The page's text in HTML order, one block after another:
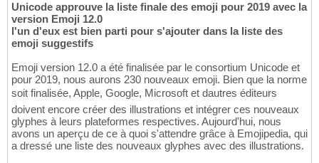
Unicode approuve la liste finale des emoji pour 2019 avec la
version Emoji 12.0
l'un d'eux est bien parti pour s'ajouter dans la liste des
emoji suggestifs
Emoji version 12.0 a été finalisée par le consortium Unicode et
pour 2019, nous aurons 230 nouveaux emoji. Bien que la norme
soit finalisée, Apple, Google, Microsoft et dautres éditeurs
doivent encore créer des illustrations et intégrer ces nouveaux
glyphes à leurs plateformes respectives. Aujourd'hui, nous
avons un aperçu de ce à quoi s'attendre grâce à Emojipedia, qui
a dressé une liste des nouveaux glyphes avec des illustrations.